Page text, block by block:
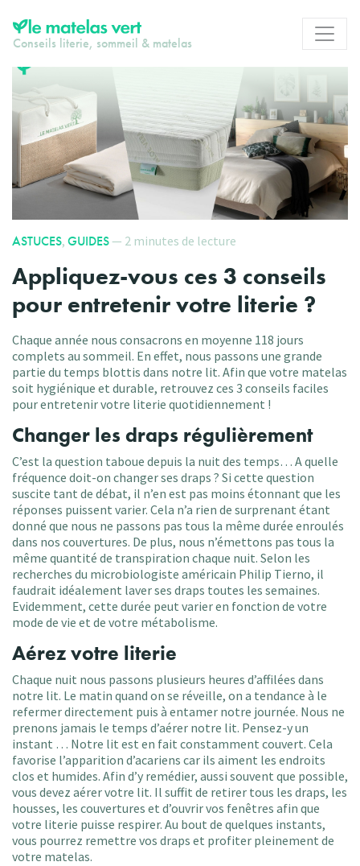
Conseils literie, sommeil & matelas
ASTUCES, GUIDES— 2 minutes de lecture
Appliquez-vous ces 3 conseils
pour entretenir votre literie ?
Chaque année nous consacrons en moyenne 118 jours
complets au sommeil. En effet, nous passons une grande
partie du temps blottis dans notre lit. Afin que votre matelas
soit hygiénique et durable, retrouvez ces 3 conseils faciles
pour entretenir votre literie quotidiennement !
Changer les draps régulièrement
C’est la question taboue depuis la nuit des temps… A quelle
fréquence doit-on changer ses draps ? Si cette question
suscite tant de débat, il n’en est pas moins étonnant que les
réponses puissent varier. Cela n’a rien de surprenant étant
donné que nous ne passons pas tous la même durée enroulés
dans nos couvertures. De plus, nous n’émettons pas tous la
même quantité de transpiration chaque nuit. Selon les
recherches du microbiologiste américain Philip Tierno, il
faudrait idéalement laver ses draps toutes les semaines.
Evidemment, cette durée peut varier en fonction de votre
mode de vie et de votre métabolisme.
Aérez votre literie
Chaque nuit nous passons plusieurs heures d’affilées dans
notre lit. Le matin quand on se réveille, on a tendance à le
refermer directement puis à entamer notre journée. Nous ne
prenons jamais le temps d’aérer notre lit. Pensez-y un
instant … Notre lit est en fait constamment couvert. Cela
favorise l’apparition d’acariens car ils aiment les endroits
clos et humides. Afin d’y remédier, aussi souvent que possible,
vous devez aérer votre lit. Il suffit de retirer tous les draps, les
housses, les couvertures et d’ouvrir vos fenêtres afin que
votre literie puisse respirer. Au bout de quelques instants,
vous pourrez remettre vos draps et profiter pleinement de
votre matelas.